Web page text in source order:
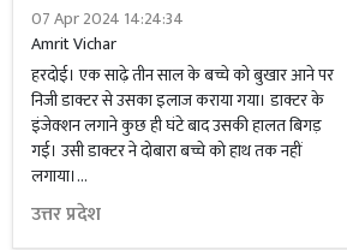
07 Apr 2024 14:24:34
Amrit Vichar
हरदोई। एक साढ़े तीन साल के बच्चे को बुखार आने पर
निजी डाक्टर से उसका इलाज कराया गया। डाक्टर के
इंजेक्शन लगाने कुछ ही घंटे बाद उसकी हालत बिगड़
गई। उसी डाक्टर ने दोबारा बच्चे को हाथ तक नहीं
लगाया।...
उत्तर प्रदेश